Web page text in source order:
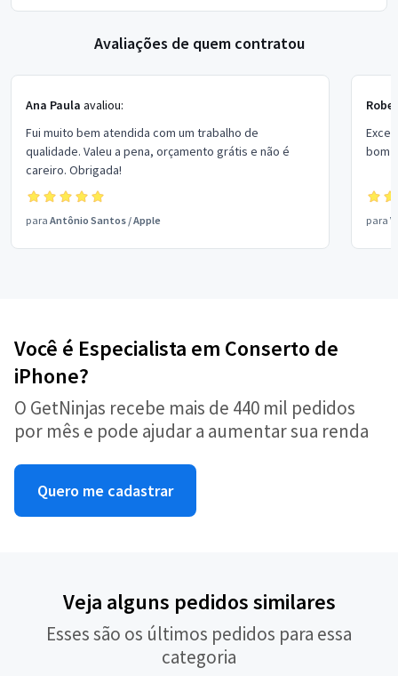
Avaliações de quem contratou
Ana Paula avaliou:
Fui muito bem atendida com um trabalho de
qualidade. Valeu a pena, orçamento grátis e não é
careiro. Obrigada!
para Antônio Santos /Apple
bom
para
Você é Especialista em Conserto de
iPhone?
O GetNinjas recebe mais de 440 mil pedidos
por mês e pode ajudar a aumentar sua renda
Quero me cadastrar
Veja alguns pedidos similares
Esses são os últimos pedidos para essa
categoria